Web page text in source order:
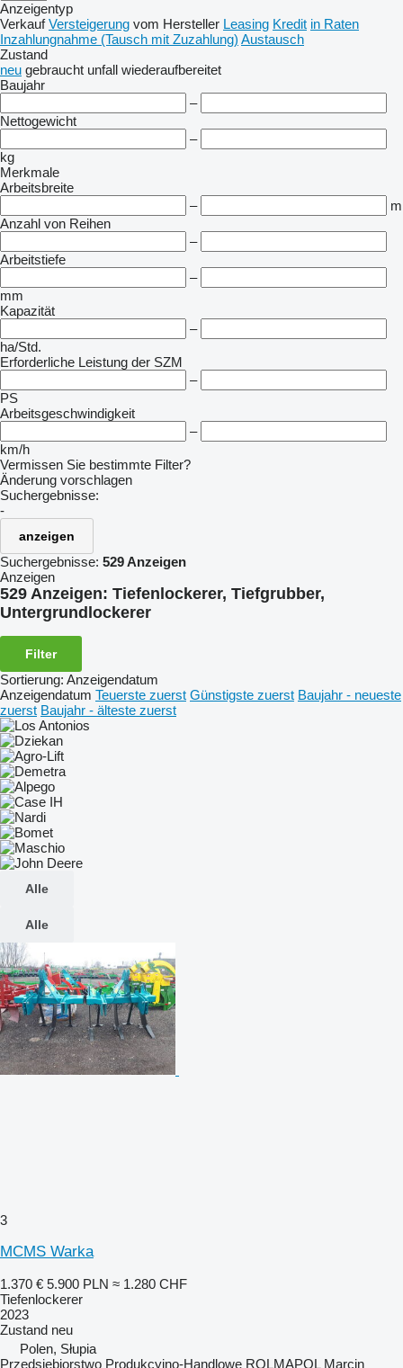
Anzeigentyp
Verkauf Versteigerung vom Hersteller Leasing Kredit in Raten
Inzahlungnahme (Tausch mit Zuzahlung) Austausch
Zustand
neu gebraucht unfall wiederaufbereitet
Baujahr
–
Nettogewicht
–
kg
Merkmale
Arbeitsbreite
–
m
Anzahl von Reihen
–
Arbeitstiefe
–
mm
Kapazität
–
ha/Std.
Erforderliche Leistung der SZM
–
PS
Arbeitsgeschwindigkeit
–
km/h
Vermissen Sie bestimmte Filter?
Änderung vorschlagen
Suchergebnisse:
-
anzeigen
Suchergebnisse: 529 Anzeigen
Anzeigen
529 Anzeigen: Tiefenlockerer, Tiefgrubber,
Untergrundlockerer
Filter
Sortierung: Anzeigendatum
Anzeigendatum Teuerste zuerst Günstigste zuerst Baujahr - neueste
zuerst Baujahr - älteste zuerst
Alle
Alle
3
MCMS Warka
1.370 € 5.900 PLN ≈ 1.280 CHF
Tiefenlockerer
2023
Zustand neu
Polen, Słupia
Przedsiębiorstwo Produkcyjno-Handlowe ROLMAPOL Marcin